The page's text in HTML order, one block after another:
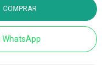
WhatsApp